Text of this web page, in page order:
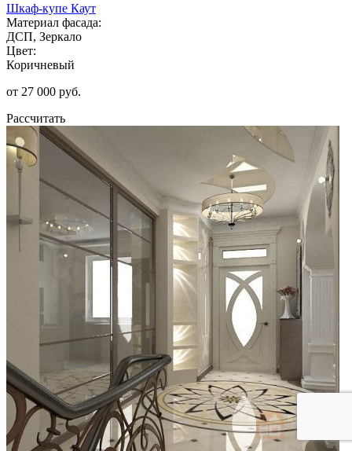
Шкаф-купе Каут
Материал фасада:
ДСП, Зеркало
Цвет:
Коричневый
от 27 000 руб.
Рассчитать